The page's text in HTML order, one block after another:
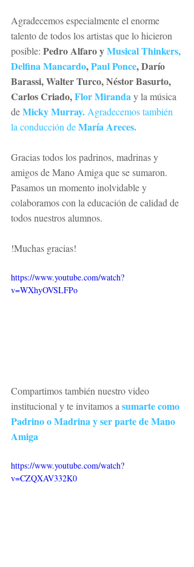
Agradecemos especialmente el enorme
talento de todos los artistas que lo hicieron
posible: Pedro Alfaro y Musical Thinkers,
Delfina Mancardo, Paul Ponce, Darío
Barassi, Walter Turco, Néstor Basurto,
Carlos Criado, Flor Miranda y la música
de Micky Murray. Agradecemos también
la conducción de María Areces.
Gracias todos los padrinos, madrinas y
amigos de Mano Amiga que se sumaron.
Pasamos un momento inolvidable y
colaboramos con la educación de calidad de
todos nuestros alumnos.
!Muchas gracias!
https://www.youtube.com/watch?
v=WXhyOVSLFPo
Compartimos también nuestro video
institucional y te invitamos a sumarte como
Padrino o Madrina y ser parte de Mano
Amiga
https://www.youtube.com/watch?
v=CZQXAV332K0